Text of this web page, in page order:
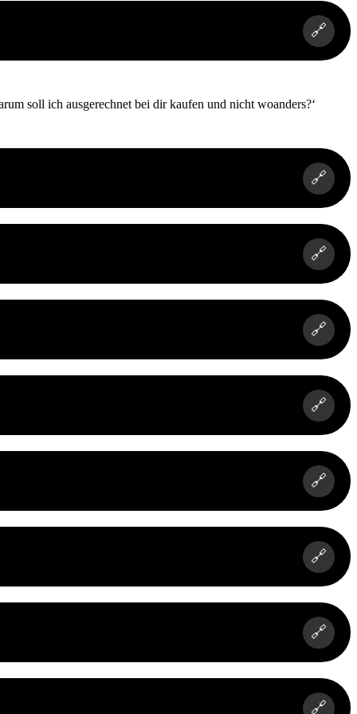
🔗
soll ich ausgerechnet bei dir kaufen und nicht woanders?‘
🔗
🔗
🔗
🔗
🔗
🔗
🔗
🔗